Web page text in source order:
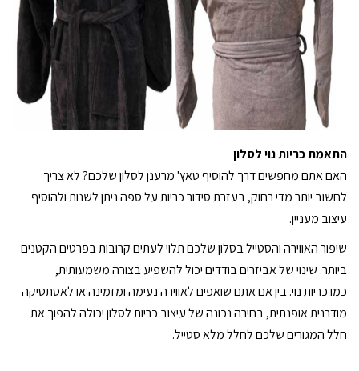
התאמת כריות נוי לסלון
האם אתם מחפשים דרך להוסיף טאץ' מרענן לסלון שלכם? לא צריך
לחשוב יותר מדי רחוק, בעזרת סידור כריות על ספה ניתן לשנות ולהוסיף
עיצוב מעניין.
שיפור האווירה והסטייל בסלון שלכם תלוי לעתים קרובות בפרטים הקטנים
ביותר. שינוי של אביזרים בודדים יכול להשפיע בצורה משמעותית,
כמוכריות נוי. בין אם אתם שואפים לאווירה נעימה ומזמינה או לאסתטיקה
מודרנית אופנתית, בחירה נכונה של עיצוב כריות לסלון יכולה להפוך את
חלל המגורים שלכם לחלל מלא סטייל.